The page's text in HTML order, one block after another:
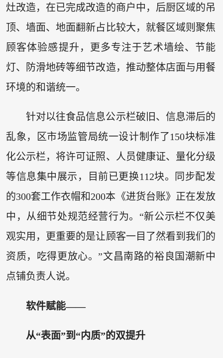
灶改造，在已完成改造的商户中，后厨区域的吊
顶、墙面、地面翻新占比较大，就餐区域则聚焦
顾客体验感提升，更多专注于艺术墙绘、节能
灯、防滑地砖等细节改造，推动整体店面与用餐
环境的和谐统一。
针对以往食品信息公示栏破旧、信息滞后的
乱象，区市场监管局统一设计制作了150块标准
化公示栏，将许可证照、人员健康证、量化分级
等信息集中展示，目前已更换112块。同步配发
的300套工作衣帽和200本《进货台账》正在发放
中，从细节处规范经营行为。“新公示栏不仅美
观实用，更重要的是让顾客一目了然看到我们的
资质，吃得更放心。”文昌南路的裕良国潮新中
点铺负责人说。
软件赋能——
从“表面”到“内质”的双提升